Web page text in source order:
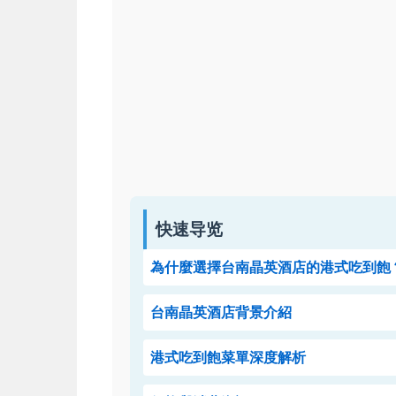
快速导览
為什麼選擇台南晶英酒店的港式吃到飽
台南晶英酒店背景介紹
港式吃到飽菜單深度解析